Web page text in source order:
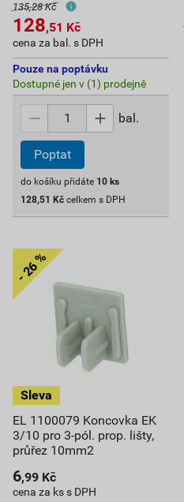
135,28 Kč
128,51 Kč
cena za bal. s DPH
Pouze na poptávku
Dostupné jen v (1) prodejně
bal.
Poptat
do košíku přidáte 10 ks
128,51 Kč celkem s DPH
EL 1100079 Koncovka EK
3/10 pro 3-pól. prop. lišty,
průřez 10mm2
6,99 Kč
cena za ks s DPH